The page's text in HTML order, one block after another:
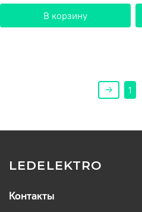
В корзину
1
LEDELEKTRO
Контакты